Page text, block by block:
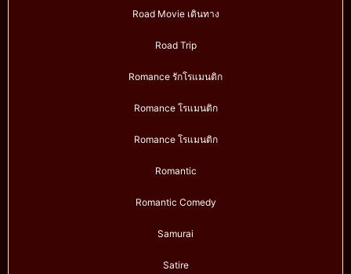
Road Movie เดินทาง
Road Trip
Romance รักโรแมนติก
Romance โรแมนติก
Romance โรแมนติก
Romantic
Romantic Comedy
Samurai
Satire